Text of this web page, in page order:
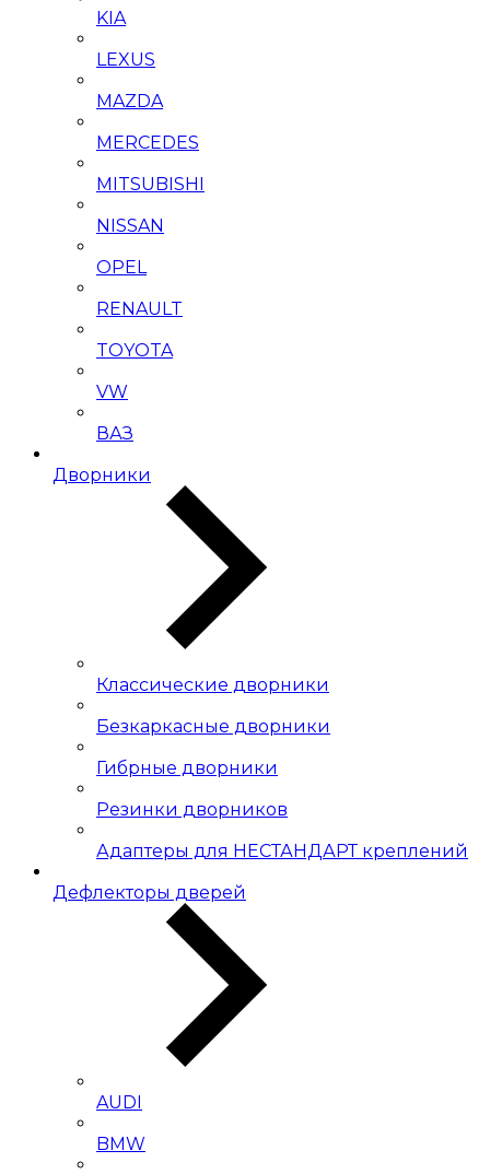
KIA
LEXUS
MAZDA
MERCEDES
MITSUBISHI
NISSAN
OPEL
RENAULT
TOYOTA
VW
ВАЗ
Дворники
Классические дворники
Безкаркасные дворники
Гибрные дворники
Резинки дворников
Адаптеры для НЕСТАНДАРТ креплений
Дефлекторы дверей
AUDI
BMW